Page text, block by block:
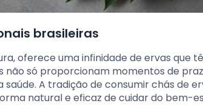
brasileiras
oferece uma infinidade de ervas que
não só proporcionam momentos de
A tradição de consumir chás de
natural e eficaz de cuidar do bem-